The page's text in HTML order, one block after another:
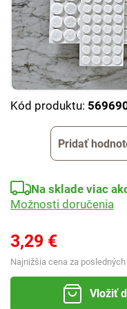
Kód produktu:
Pridať
3,29 €
Najnižšia cena za posledných
Na sklade viac
Možnosti doručenia
Vložiť